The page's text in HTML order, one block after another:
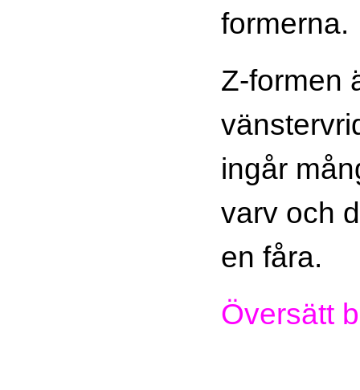
formerna.
Z-formen
ingår
varv och
en fåra.
Översätt